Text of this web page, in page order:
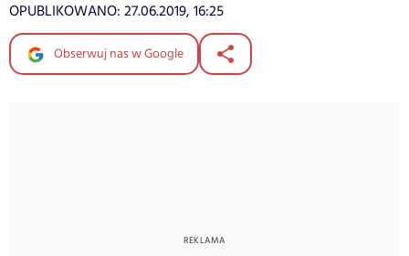
OPUBLIKOWANO: 27.06.2019, 16:25
Obserwuj nas w Google